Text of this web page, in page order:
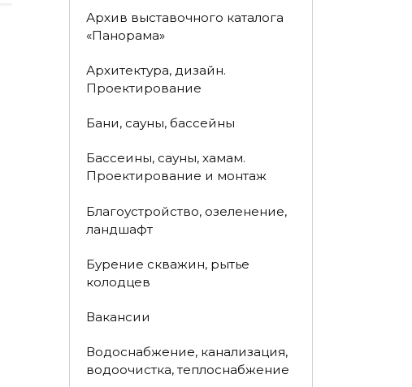
Архив выставочного каталога
«Панорама»
Архитектура, дизайн.
Проектирование
Бани, сауны, бассейны
Бассеины, сауны, хамам.
Проектирование и монтаж
Благоустройство, озеленение,
ландшафт
Бурение скважин, рытье
колодцев
Вакансии
Водоснабжение, канализация,
водоочистка, теплоснабжение